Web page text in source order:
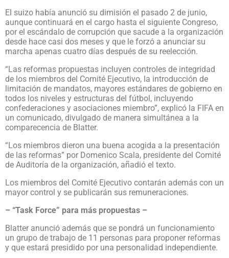
El suizo había anunció su dimisión el pasado 2 de junio,
aunque continuará en el cargo hasta el siguiente Congreso,
por el escándalo de corrupción que sacude a la organización
desde hace casi dos meses y que le forzó a anunciar su
marcha apenas cuatro días después de su reelección.
“Las reformas propuestas incluyen controles de integridad
de los miembros del Comité Ejecutivo, la introducción de
limitación de mandatos, mayores estándares de gobierno en
todos los niveles y estructuras del fútbol, incluyendo
confederaciones y asociaciones miembro”, explicó la FIFA en
un comunicado, divulgado de manera simultánea a la
comparecencia de Blatter.
“Los miembros dieron una buena acogida a la presentación
de las reformas” por Domenico Scala, presidente del Comité
de Auditoría de la organización, añadió el texto.
Los miembros del Comité Ejecutivo contarán además con un
mayor control y se publicarán sus remuneraciones.
– “Task Force” para más propuestas –
Blatter anunció además que se pondrá un funcionamiento
un grupo de trabajo de 11 personas para proponer reformas
y que estará presidido por una personalidad independiente.